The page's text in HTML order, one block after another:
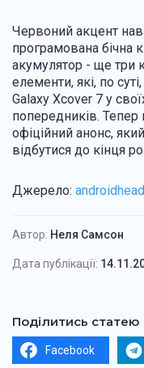
Червоний акцент
програмована бічна
акумулятор - ще три
елементи, які, по
Galaxy Xcover 7 у
попередників.
офіційний анонс,
відбутися до кінця
Джерело:
Автор: Неля Самсон
Дата публікації:
Поділитись статею
Facebook